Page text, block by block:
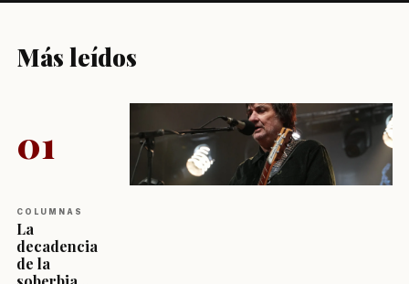
Más leídos
01
COLUMNAS
La
decadencia
de la